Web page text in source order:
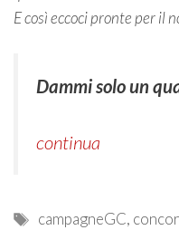
E così eccoci pronte per il
Dammi solo un
continua
Tags
campagneGC,